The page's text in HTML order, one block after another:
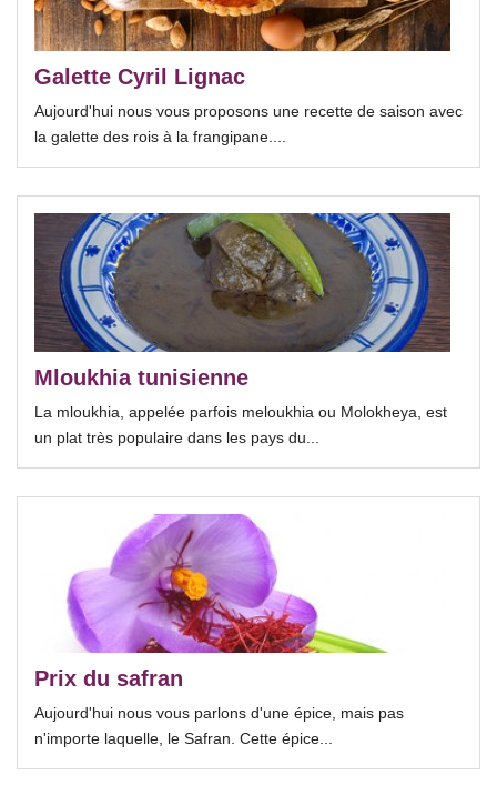
Galette Cyril Lignac
Aujourd'hui nous vous proposons une recette de saison avec
la galette des rois à la frangipane....
Mloukhia tunisienne
La mloukhia, appelée parfois meloukhia ou Molokheya, est
un plat très populaire dans les pays du...
Prix du safran
Aujourd'hui nous vous parlons d'une épice, mais pas
n'importe laquelle, le Safran. Cette épice...